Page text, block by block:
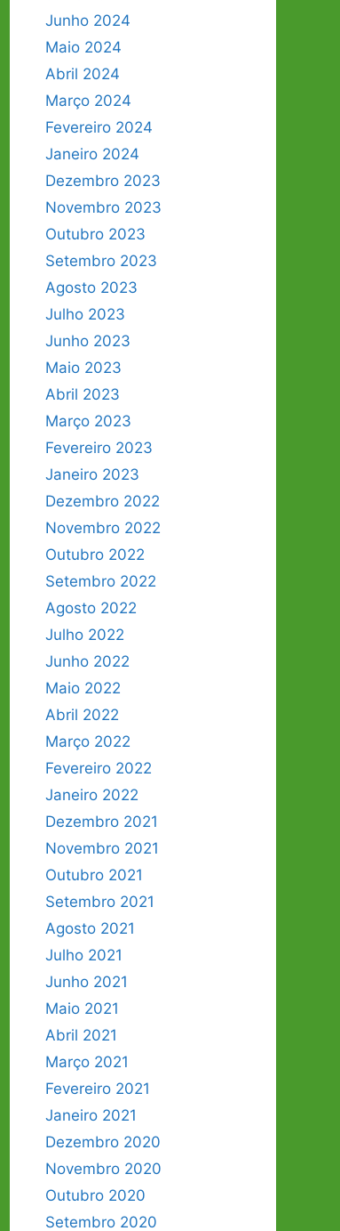
Junho 2024
Maio 2024
Abril 2024
Março 2024
Fevereiro 2024
Janeiro 2024
Dezembro 2023
Novembro 2023
Outubro 2023
Setembro 2023
Agosto 2023
Julho 2023
Junho 2023
Maio 2023
Abril 2023
Março 2023
Fevereiro 2023
Janeiro 2023
Dezembro 2022
Novembro 2022
Outubro 2022
Setembro 2022
Agosto 2022
Julho 2022
Junho 2022
Maio 2022
Abril 2022
Março 2022
Fevereiro 2022
Janeiro 2022
Dezembro 2021
Novembro 2021
Outubro 2021
Setembro 2021
Agosto 2021
Julho 2021
Junho 2021
Maio 2021
Abril 2021
Março 2021
Fevereiro 2021
Janeiro 2021
Dezembro 2020
Novembro 2020
Outubro 2020
Setembro 2020